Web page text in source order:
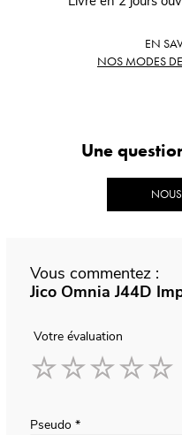
EN
NOS MODES DE
Une
Vous commentez :
Jico Omnia J44D
Votre évaluation
Pseudo